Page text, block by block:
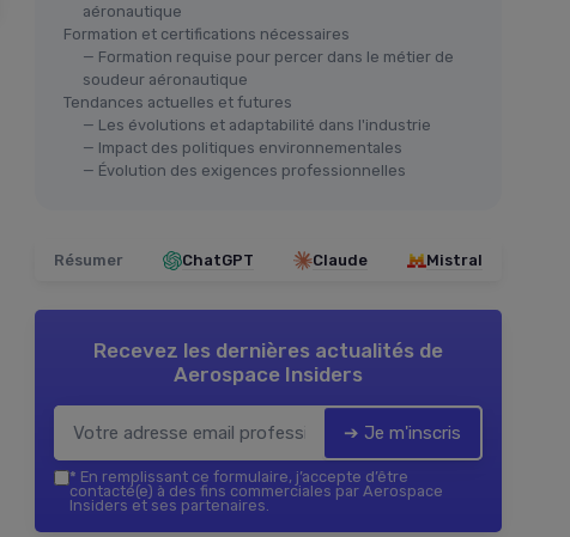
aéronautique
Formation et certifications nécessaires
— Formation requise pour percer dans le métier de
soudeur aéronautique
Tendances actuelles et futures
— Les évolutions et adaptabilité dans l'industrie
— Impact des politiques environnementales
— Évolution des exigences professionnelles
Résumer ChatGPT Claude Mistral
Recevez les dernières actualités de
Aerospace Insiders
➔ Je m'inscris
* En remplissant ce formulaire, j’accepte d’être
contacté(e) à des fins commerciales par Aerospace
Insiders et ses partenaires.